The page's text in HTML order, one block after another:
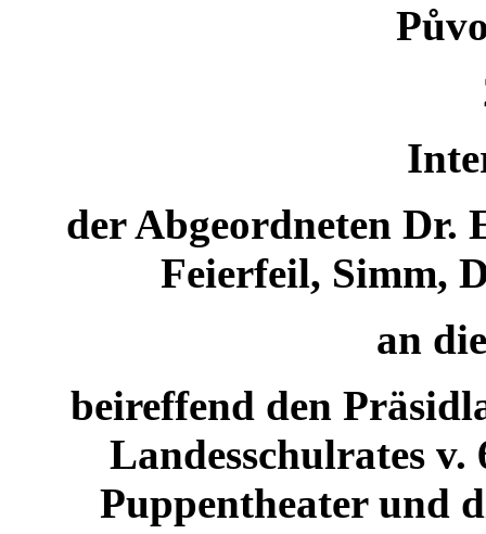
der Abgeordneten Dr.
Feierfeil, Simm,
an
beireffend den
Landesschulrates
Puppentheater und